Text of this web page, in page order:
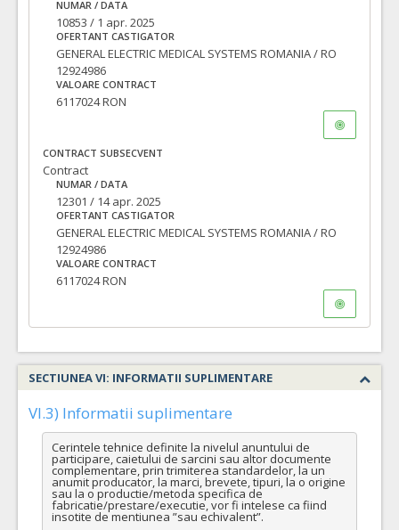
NUMAR / DATA
10853 / 1 apr. 2025
OFERTANT CASTIGATOR
GENERAL ELECTRIC MEDICAL SYSTEMS ROMANIA / RO
12924986
VALOARE CONTRACT
6117024 RON
CONTRACT SUBSECVENT
Contract
NUMAR / DATA
12301 / 14 apr. 2025
OFERTANT CASTIGATOR
GENERAL ELECTRIC MEDICAL SYSTEMS ROMANIA / RO
12924986
VALOARE CONTRACT
6117024 RON
SECTIUNEA VI: INFORMATII SUPLIMENTARE
VI.3) Informatii suplimentare
Cerintele tehnice definite la nivelul anuntului de
participare, caietului de sarcini sau altor documente
complementare, prin trimiterea standardelor, la un
anumit producator, la marci, brevete, tipuri, la o origine
sau la o productie/metoda specifica de
fabricatie/prestare/executie, vor fi intelese ca fiind
insotite de mentiunea ”sau echivalent”.